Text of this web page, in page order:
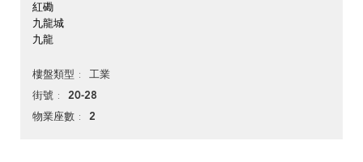
紅磡
九龍城
九龍
樓盤類型 工業
街號 20-28
物業座數 2